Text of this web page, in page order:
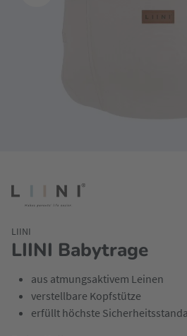
LIINI Babytrage
LIINI
aus atmungsaktivem Leinen
verstellbare Kopfstütze
erfüllt höchste